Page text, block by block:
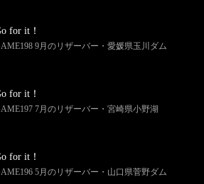
for it！
9月のリザーバー・愛媛県玉川ダム
for it！
7月のリザーバー・宮崎県小野湖
for it！
5月のリザーバー・山口県菅野ダム